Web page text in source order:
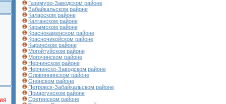
Газимуро-Заводском районе
Забайкальском районе
Каларском районе
Калганском районе
Карымском районе
Краснокаменском районе
Красночикойском районе
Кыринском районе
Могойтуйском районе
Могочинском районе
Нерчинском районе
Нерчинско-Заводском районе
Оловяннинском районе
Ононском районе
Петровск-Забайкальском районе
Приаргунском районе
Сретенском районе